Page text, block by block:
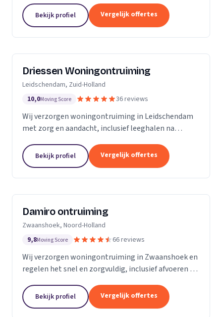
Bekijk profiel Vergelijk offertes
Driessen Woningontruiming
Leidschendam, Zuid-Holland
10,0Moving Score 36 reviews
Wij verzorgen woningontruiming in Leidschendam
met zorg en aandacht, inclusief leeghalen na
Bekijk profiel Vergelijk offertes
Damiro ontruiming
Zwaanshoek, Noord-Holland
9,8Moving Score 66 reviews
Wij verzorgen woningontruiming in Zwaanshoek en
regelen het snel en zorgvuldig, inclusief afvoeren en
Bekijk profiel Vergelijk offertes